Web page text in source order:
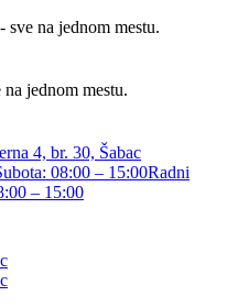
na jednom mestu.
jednom mestu.
4, br. 30, Šabac
Radni
– 15:00